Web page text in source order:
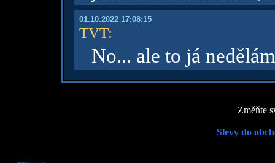
01.10.2022 17:08:15
TVT:
No... ale to já
Změňte
Slevy do